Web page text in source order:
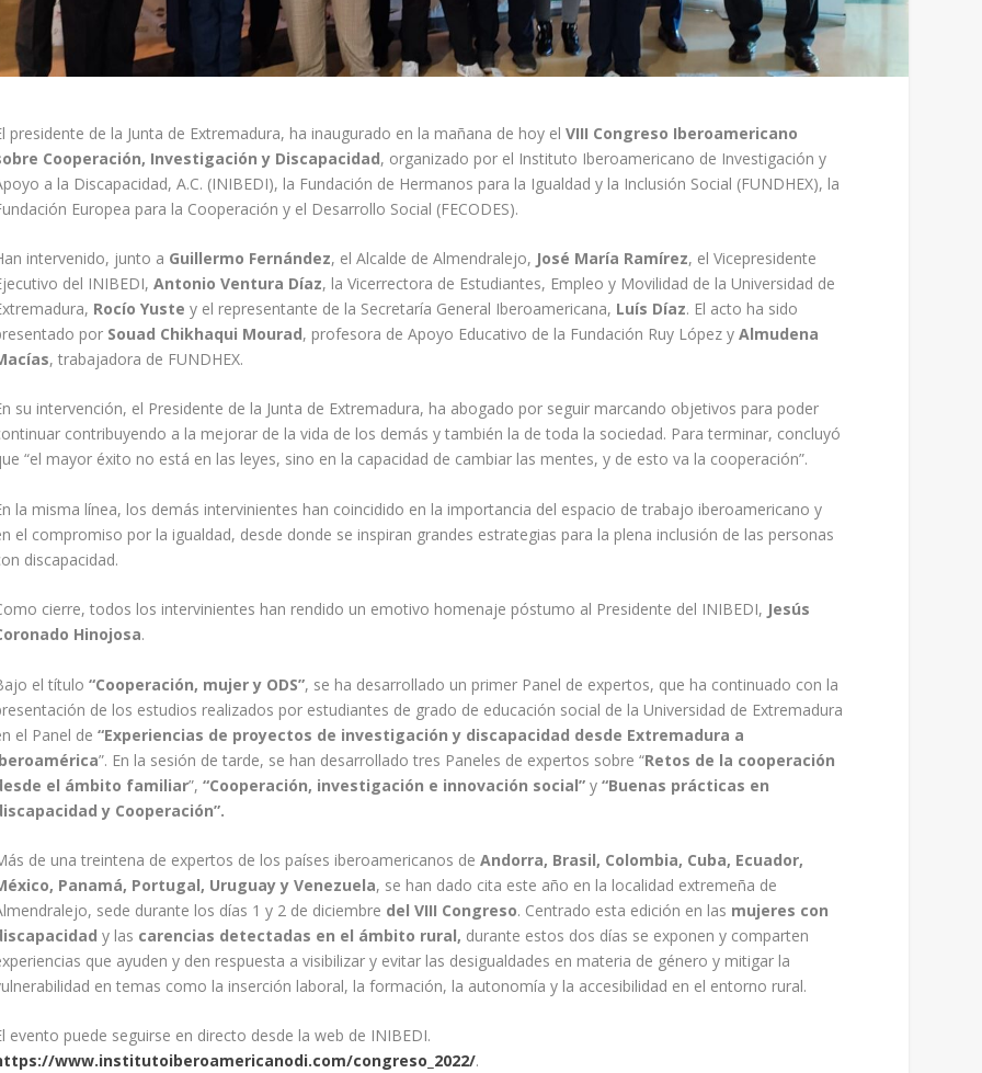
presidente de la Junta de Extremadura, ha inaugurado en la mañana de hoy el VIII Congreso Iberoamericano
Cooperación, Investigación y Discapacidad, organizado por el Instituto Iberoamericano de Investigación y
a la Discapacidad, A.C. (INIBEDI), la Fundación de Hermanos para la Igualdad y la Inclusión Social (FUNDHEX), la
Europea para la Cooperación y el Desarrollo Social (FECODES).
intervenido, junto a Guillermo Fernández, el Alcalde de Almendralejo, José María Ramírez, el Vicepresidente
del INIBEDI, Antonio Ventura Díaz, la Vicerrectora de Estudiantes, Empleo y Movilidad de la Universidad de
Rocío Yuste y el representante de la Secretaría General Iberoamericana, Luís Díaz. El acto ha sido
por Souad Chikhaqui Mourad, profesora de Apoyo Educativo de la Fundación Ruy López y Almudena
, trabajadora de FUNDHEX.
su intervención, el Presidente de la Junta de Extremadura, ha abogado por seguir marcando objetivos para poder
contribuyendo a la mejorar de la vida de los demás y también la de toda la sociedad. Para terminar, concluyó
“el mayor éxito no está en las leyes, sino en la capacidad de cambiar las mentes, y de esto va la cooperación”.
la misma línea, los demás intervinientes han coincidido en la importancia del espacio de trabajo iberoamericano y
el compromiso por la igualdad, desde donde se inspiran grandes estrategias para la plena inclusión de las personas
discapacidad.
cierre, todos los intervinientes han rendido un emotivo homenaje póstumo al Presidente del INIBEDI, Jesús
Hinojosa.
el título “Cooperación, mujer y ODS”, se ha desarrollado un primer Panel de expertos, que ha continuado con la
de los estudios realizados por estudiantes de grado de educación social de la Universidad de Extremadura
el Panel de “Experiencias de proyectos de investigación y discapacidad desde Extremadura a
”. En la sesión de tarde, se han desarrollado tres Paneles de expertos sobre “Retos de la cooperación
el ámbito familiar”, “Cooperación, investigación e innovación social”y “Buenas prácticas en
y Cooperación”.
de una treintena de expertos de los países iberoamericanos de Andorra, Brasil, Colombia, Cuba, Ecuador,
Panamá, Portugal, Uruguay y Venezuela, se han dado cita este año en la localidad extremeña de
sede durante los días 1 y 2 de diciembre del VIII Congreso. Centrado esta edición en las mujeres con
y las carencias detectadas en el ámbito rural, durante estos dos días se exponen y comparten
que ayuden y den respuesta a visibilizar y evitar las desigualdades en materia de género y mitigar la
en temas como la inserción laboral, la formación, la autonomía y la accesibilidad en el entorno rural.
evento puede seguirse en directo desde la web de INIBEDI.
www.institutoiberoamericanodi.com/congreso_2022/.